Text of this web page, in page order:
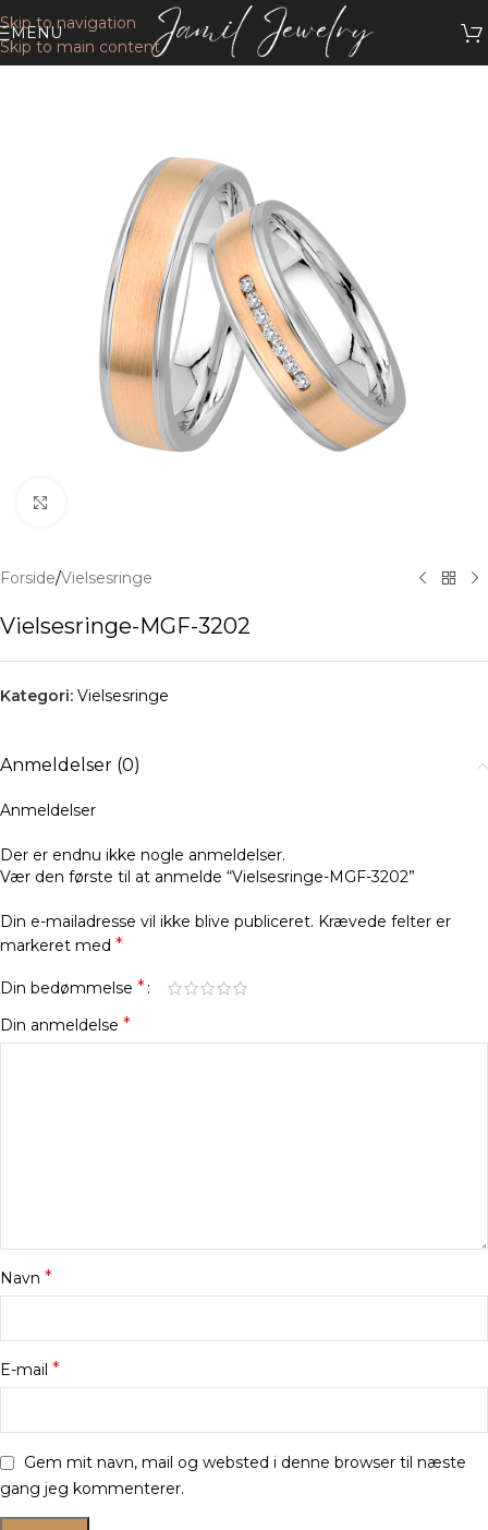
Skip to navigation
Skip to main content
MENU
Forside/Vielsesringe
Vielsesringe-MGF-3202
Kategori: Vielsesringe
Anmeldelser (0)
Anmeldelser
Der er endnu ikke nogle anmeldelser.
Vær den første til at anmelde “Vielsesringe-MGF-3202”
Din e-mailadresse vil ikke blive publiceret. Krævede felter er
markeret med *
Din bedømmelse *
Din anmeldelse *
Navn *
E-mail *
Gem mit navn, mail og websted i denne browser til næste
gang jeg kommenterer.